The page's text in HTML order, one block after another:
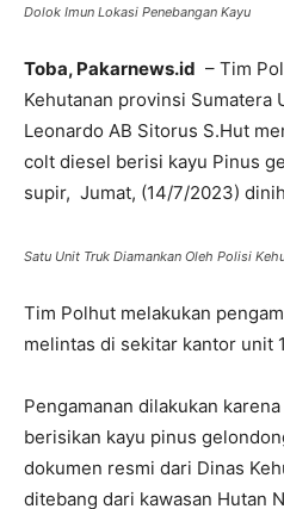
Dolok Imun Lokasi Penebangan Kayu
Toba, Pakarnews.id – Tim
Kehutanan provinsi Sumatera
Leonardo AB Sitorus S.Hut
colt diesel berisi kayu Pinus
supir, Jumat, (14/7/2023)
Satu Unit Truk Diamankan Oleh Polisi
Tim Polhut melakukan
melintas di sekitar kantor unit
Pengamanan dilakukan
berisikan kayu pinus
dokumen resmi dari Dinas
ditebang dari kawasan Hutan